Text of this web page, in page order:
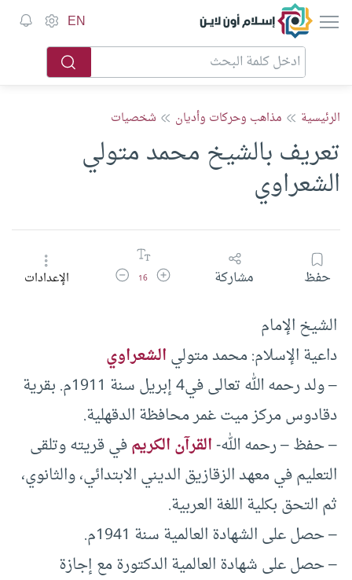
إسلام أون لاين EN
الرئيسية مذاهب وحركات وأديان شخصيات
تعريف بالشيخ محمد متولي
الشعراوي
حفظ مشاركة زيادة حجم الخط
16 تقليل حجم الخطالإعدادات
الشيخ الإمام
داعية الإسلام: محمد متوليالشعراوي
– ولد رحمه الله تعالى في4 إبريل سنة 1911م. بقرية
دقادوس مركز ميت غمر محافظة الدقهلية.
– حفظ – رحمه الله-القرآن الكريمفي قريته وتلقى
التعليم في معهد الزقازيق الديني الابتدائي، والثانوي،
ثم التحق بكلية اللغة العربية.
– حصل على الشهادة العالمية سنة 1941م.
– حصل على شهادة العالمية الدكتورة مع إجازة